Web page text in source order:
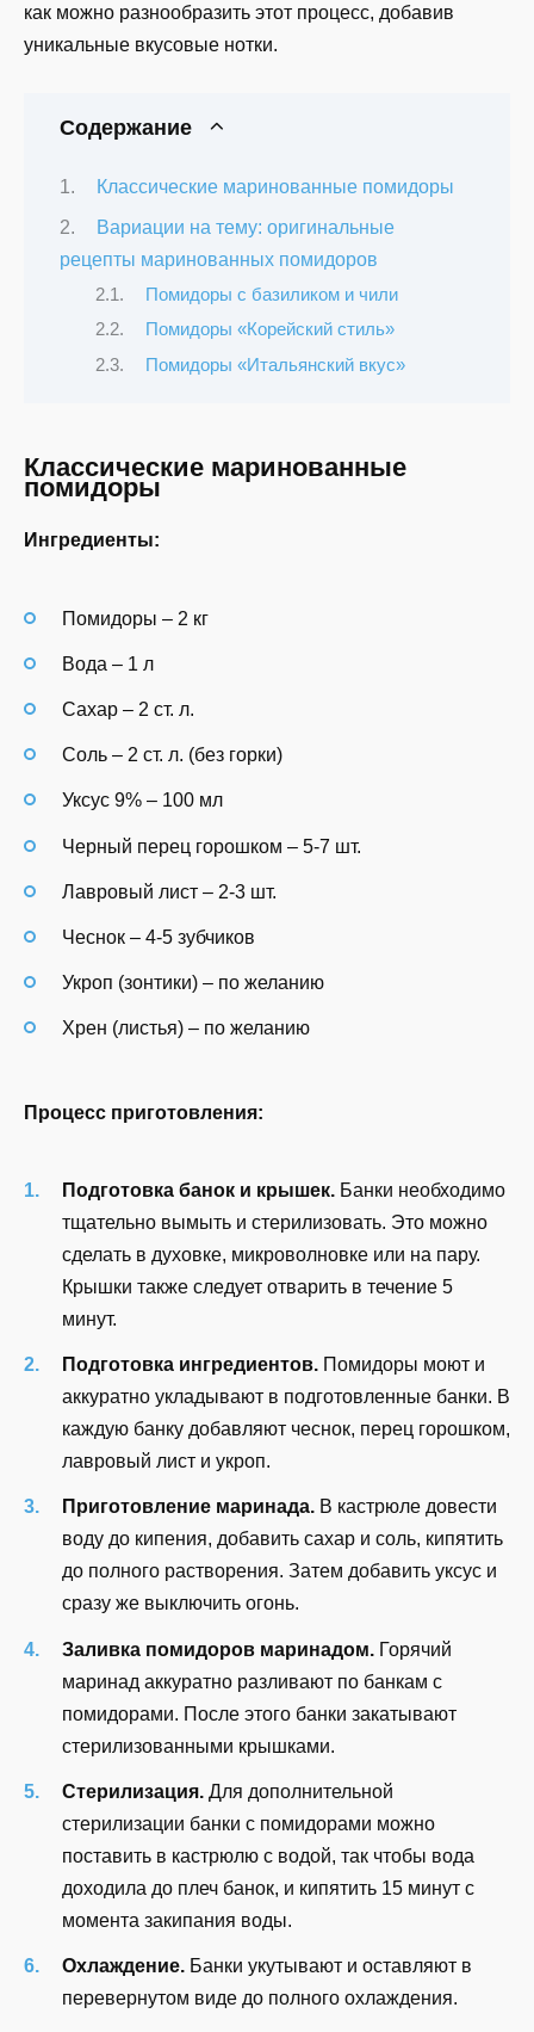
как можно разнообразить этот процесс, добавив
уникальные вкусовые нотки.
Содержание
Классические маринованные помидоры
Вариации на тему: оригинальные
рецепты маринованных помидоров
Помидоры с базиликом и чили
Помидоры «Корейский стиль»
Помидоры «Итальянский вкус»
Классические маринованные
помидоры
Ингредиенты:
Помидоры – 2 кг
Вода – 1 л
Сахар – 2 ст. л.
Соль – 2 ст. л. (без горки)
Уксус 9% – 100 мл
Черный перец горошком – 5-7 шт.
Лавровый лист – 2-3 шт.
Чеснок – 4-5 зубчиков
Укроп (зонтики) – по желанию
Хрен (листья) – по желанию
Процесс приготовления:
Подготовка банок и крышек. Банки необходимо
тщательно вымыть и стерилизовать. Это можно
сделать в духовке, микроволновке или на пару.
Крышки также следует отварить в течение 5
минут.
Подготовка ингредиентов. Помидоры моют и
аккуратно укладывают в подготовленные банки. В
каждую банку добавляют чеснок, перец горошком,
лавровый лист и укроп.
Приготовление маринада. В кастрюле довести
воду до кипения, добавить сахар и соль, кипятить
до полного растворения. Затем добавить уксус и
сразу же выключить огонь.
Заливка помидоров маринадом. Горячий
маринад аккуратно разливают по банкам с
помидорами. После этого банки закатывают
стерилизованными крышками.
Стерилизация. Для дополнительной
стерилизации банки с помидорами можно
поставить в кастрюлю с водой, так чтобы вода
доходила до плеч банок, и кипятить 15 минут с
момента закипания воды.
Охлаждение. Банки укутывают и оставляют в
перевернутом виде до полного охлаждения.